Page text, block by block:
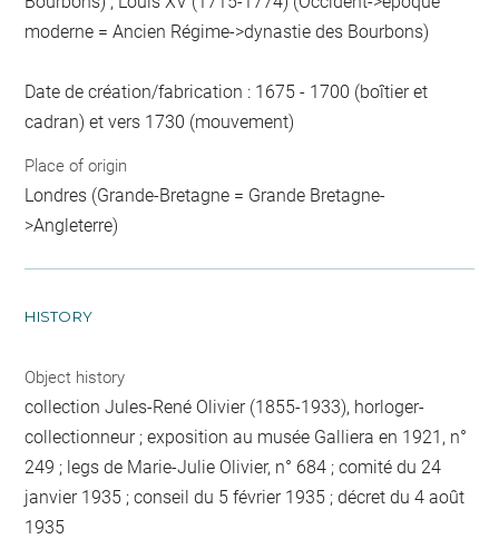
moderne = Ancien Régime->dynastie des Bourbons)
Date de création/fabrication : 1675 - 1700 (boîtier et
cadran) et vers 1730 (mouvement)
Place of origin
Londres (Grande-Bretagne = Grande Bretagne-
>Angleterre)
HISTORY
Object history
collection Jules-René Olivier (1855-1933), horloger-
collectionneur ; exposition au musée Galliera en 1921, n°
249 ; legs de Marie-Julie Olivier, n° 684 ; comité du 24
janvier 1935 ; conseil du 5 février 1935 ; décret du 4 août
1935